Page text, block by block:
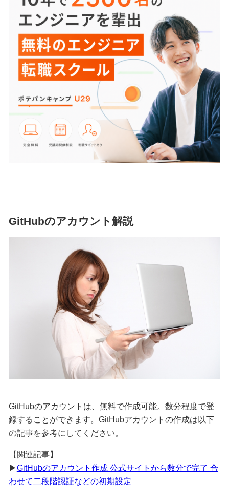
GitHubのアカウント解説
GitHubのアカウントは、無料で作成可能。数分程度で登
録することができます。GitHubアカウントの作成は以下
の記事を参考にしてください。
【関連記事】
▶GitHubのアカウント作成 公式サイトから数分で完了 合
わせて二段階認証などの初期設定